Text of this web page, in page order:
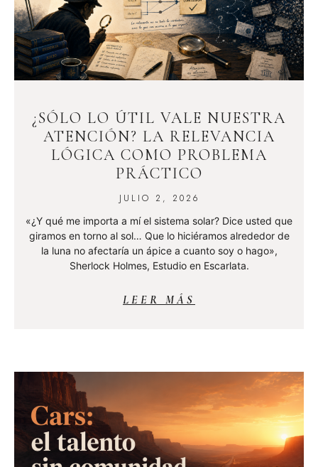
¿SÓLO LO ÚTIL VALE NUESTRA
ATENCIÓN? LA RELEVANCIA
LÓGICA COMO PROBLEMA
PRÁCTICO
JULIO 2, 2026
«¿Y qué me importa a mí el sistema solar? Dice usted que
giramos en torno al sol… Que lo hiciéramos alrededor de
la luna no afectaría un ápice a cuanto soy o hago»,
Sherlock Holmes, Estudio en Escarlata.
LEER MÁS